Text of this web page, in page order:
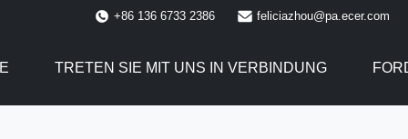
+86 136 6733 2386 feliciazhou@pa.ecer.com
TRETEN SIE MIT UNS IN VERBINDUNG